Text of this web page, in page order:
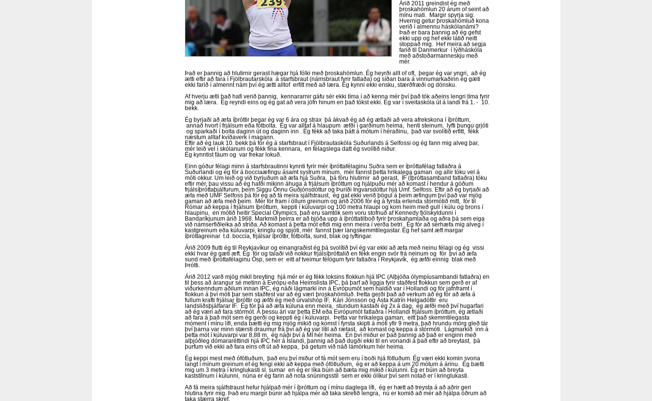
Árið 2011 greindist ég með
þroskahömlun 20 árum of seint að
mínu mati. Margir spyrja sig:
Hvernig getur þroskahömluð kona
verið í almennu háskólanámi?
Það er bara þannig að ég gefst
ekki upp og hef ekki látið neitt
stoppað mig. Hef meira að segja
farið til Danmerkur í lýðháskóla
með aðstoðarmanneskju með
mér.
Það er þannig að hlutirnir gerast hægar hjá fólki með þroskahömlun. Ég heyrði allt of oft, þegar ég var yngri, að ég
ætti eftir að fara í Fjölbrautarskóla á starfsbraut (námsbraut fyrir fatlaða) og síðan bara á vinnumarkaðinn ég gæti
ekki farið í almennt nám því ég ætti alltof erfitt með að læra. Ég kynni ekki ensku, stærðfræði og dönsku.
Af hverju ætli það hafi verið þannig, kennararnir gáfu sér ekki tíma í að kenna mér því það tók aðeins lengri tíma fyrir
mig að læra. Ég reyndi eins og ég gat að vera jöfn hinum en það tókst ekki. Ég var í sveitaskóla út á landi frá 1. - 10.
bekk.
Ég byrjaði að æfa íþróttir þegar ég var 6 ára og strax þá ákvað ég að ég ætlaði að vera afrekskona í íþróttum,
annað hvort í frjálsum eða fótbolta. Ég var alltaf á hlaupum æfði í garðinum heima, henti steinum, lyfti þungu grjóti
og sparkaði í bolta daginn út og daginn inn . Ég fékk að taka þátt á mótum í héraðinu, það var svolítið erfitt, fékk
næstum alltaf kvíðaverk í magann.
Eftir að ég lauk 10. bekk þá fór ég á starfsbraut í Fjölbrautaskóla Suðurlands á Selfossi og ég fann mig alveg þar,
mér leið vel í skólanum og fékk fína kennara, en félagslega datt ég svolítið niður.
Ég kynntist fáum og var frekar lokuð.
Einn góður félagi minn á starfsbrautinni kynnti fyrir mér íþróttafélaginu Suðra sem er íþróttafélag fatlaðra á
Suðurlandi og ég fór á bocciaæfingu ásamt systrum mínum, mér fannst þetta hrikalega gaman og allir tóku vel á
móti okkur. Um leið og við byrjuðum að æfa hjá Suðra, þá fóru hlutirnir að gerast, ÍF (Íþróttasamband fatlaðra) tóku
eftir mér, þau vissu að ég hafði mikinn áhuga á frjálsum íþróttum og hjálpuðu mér að komast í hendur á góðum
frjálsíþróttaþjálfurum, þeim Siggu Önnu Guðjónsdóttur og Þuríði Ingvarsdóttur hjá Umf. Selfoss. Eftir að ég byrjaði að
æfa með UMF Selfoss þá fór ég að fá meira sjálfstraust, ég gat ekki verið þögul á þeim æfingum því það var mjög
gaman að æfa með þeim. Mér fór fram í öllum greinum og árið 2006 fór ég á fyrsta erlenda stórmótið mitt, fór til
Rómar að keppa í frjálsum íþróttum, keppti í kúluvarpi og 100 metra hlaupi og kom heim með gull í kúlu og brons í
hlaupinu, en mótið heitir Special Olympics, það eru samtök sem voru stofnuð af Kennedy fjölskyldunni í
Bandaríkjunum árið 1968. Markmið þeirra er að bjóða upp á íþróttatilboð fyrir þroskahamlaða og aðra þá sem eiga
við námserfiðleika að stríða. Að komast á þetta mót efldi mig enn meira í verða betri. Ég fór að sérhæfa mig alveg í
kastgreinum eða kúluvarpi, kringlu og spjóti, mér fannst þær langskemmtilegastar. Ég hef samt æft margar
íþróttagreinar t.d. boccia, frjálsar íþróttir, fótbolta, sund, blak og lyftingar.
Árið 2009 flutti ég til Reykjavíkur og einangraðist ég þá svolítið því ég var ekki að æfa með neinu félagi og ég vissi
ekki hvar ég gæti æft. Ég fór og talaði við nokkur frjálsíþróttalið en fékk engin svör frá neinum og fór því að æfa
sund með íþróttafélaginu Ösp, sem er eitt af tveimur félögum fyrir fatlaðra í Reykjavík, ég æfði einnig blak með
Þrótti.
Árið 2012 varð mjög mikil breyting hjá mér er ég fékk loksins flokkun hjá IPC (Alþjóða ólympíusambandi fatlaðra) en
til þess að árangur sé metinn á Evrópu-eða Heimslista IPC, þá þarf að liggja fyrir staðfest flokkun sem gerð er af
viðurkenndum aðilum innan IPC, ég náði lágmarki inn á Evrópumót sem haldið var í Hollandi og fór jafnframt í
flokkun á því móti þar sem staðfest var að ég væri þroskahömluð. Þetta gerði það að verkum að ég fór að æfa á
fullum krafti frjálsar íþróttir og æfði ég með úrvalshóp ÍF, Kári Jónsson og Ásta Katrín Helgadóttir eru
landsliðsþjálfarar ÍF. Ég fór þá að æfa kúluna enn meira, stundum kastaði ég 2x á dag, ég æfði með því hugarfari
að ég væri að fara stórmót. Á þessu ári var þetta EM eða Evrópumót fatlaðra í Hollandi frjálsum íþróttum, ég ætlaði
að fara á það mót sem ég gerði og keppti ég í kúluvarpi. Þetta var hrikalega gaman, eitt það skemmtilegasta
móment í mínu lífi, enda bætti ég mig mjög mikið og komst í fyrsta skipti á móti yfir 9 metra, það hrundu mörg gleð tár
því þarna var minn stærsti draumur frá því að ég var lítil að rætast, að komast og keppa á stórmóti. Lágmarkið inn á
þetta mót í kúluvarpi var 8,88 m, ég náði því á MÍ hér heima. En því miður er það þannig að það er enginn með
alþjóðleg dómararéttindi hjá IPC hér á Íslandi, þannig að það dugði ekki til en vonandi á það eftir að breytast, þá
þurfum við ekki að fara eins oft út að keppa, þá getum við náð lámörkum hér heima.
Ég keppi mest með ófötluðum, það eru því miður of fá mót sem eru í boði hjá fötluðum. Ég væri ekki komin svona
langt í mínum greinum ef ég fengi ekki að keppa með ófötluðum, ég er að keppa á um 20 mótum á árinu. Ég bætti
mig um 3 metra í kringlukasti sl. sumar en ég er líka búin að bæta mig mikið í kúlunni. Ég er búin að breyta
kaststílnum í kúlunni, núna er ég farin að nota snúningsstíl sem er ekki ólíkur því sem notað er í kringlukasti.
Að fá meira sjálfstraust hefur hjálpað mér í íþróttum og í mínu daglega lífi, ég er hætt að treysta á að aðrir geri
hlutina fyrir mig. Það eru margir búnir að hjálpa mér að taka skrefið lengra, nú er komið að mér að hjálpa öðrum að
taka stærra skref.